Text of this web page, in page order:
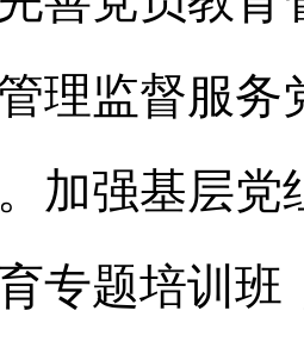
理监督服
加强基层党
专题培训